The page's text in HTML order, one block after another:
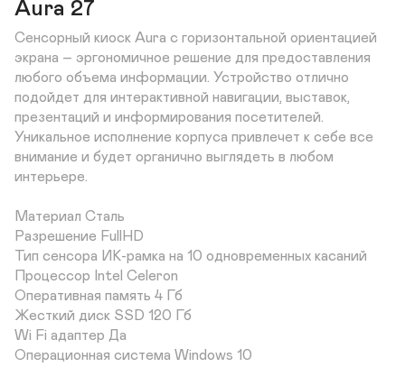
Aura 27
Сенсорный киоск Aura с горизонтальной ориентацией
экрана – эргономичное решение для предоставления
любого объема информации. Устройство отлично
подойдет для интерактивной навигации, выставок,
презентаций и информирования посетителей.
Уникальное исполнение корпуса привлечет к себе все
внимание и будет органично выглядеть в любом
интерьере.
Материал Сталь
Разрешение FullHD
Тип сенсора ИК-рамка на 10 одновременных касаний
Процессор Intel Celeron
Оперативная память 4 Гб
Жесткий диск SSD 120 Гб
Wi Fi адаптер Да
Операционная система Windows 10